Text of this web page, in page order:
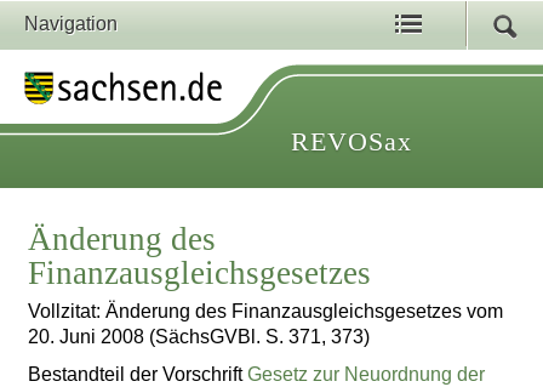
Navigation
REVOSax
Änderung des
Finanzausgleichsgesetzes
Vollzitat: Änderung des Finanzausgleichsgesetzes vom
20. Juni 2008 (SächsGVBl. S. 371, 373)
Bestandteil der VorschriftGesetz zur Neuordnung der